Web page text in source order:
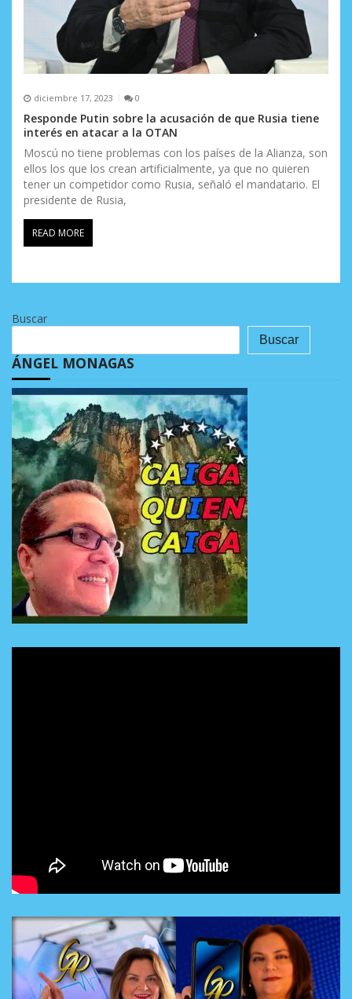
diciembre 17, 2023 0
Responde Putin sobre la acusación de que Rusia tiene
interés en atacar a la OTAN
Moscú no tiene problemas con los países de la Alianza, son
ellos los que los crean artificialmente, ya que no quieren
tener un competidor como Rusia, señaló el mandatario. El
presidente de Rusia,
READ MORE
Buscar
Buscar
ÁNGEL MONAGAS